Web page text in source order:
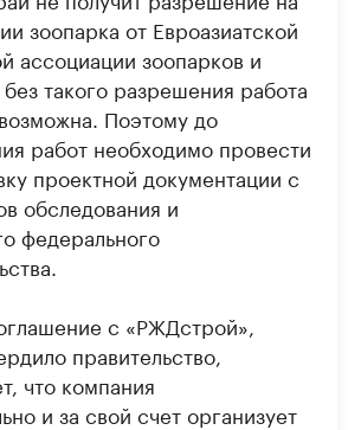
зоопарка от Евроазиатской
ассоциации зоопарков и
такого разрешения работа
Поэтому до
работ необходимо провести
проектной документации с
обследования и
федерального
с «РЖДстрой»,
правительство,
что компания
и за свой счет организует